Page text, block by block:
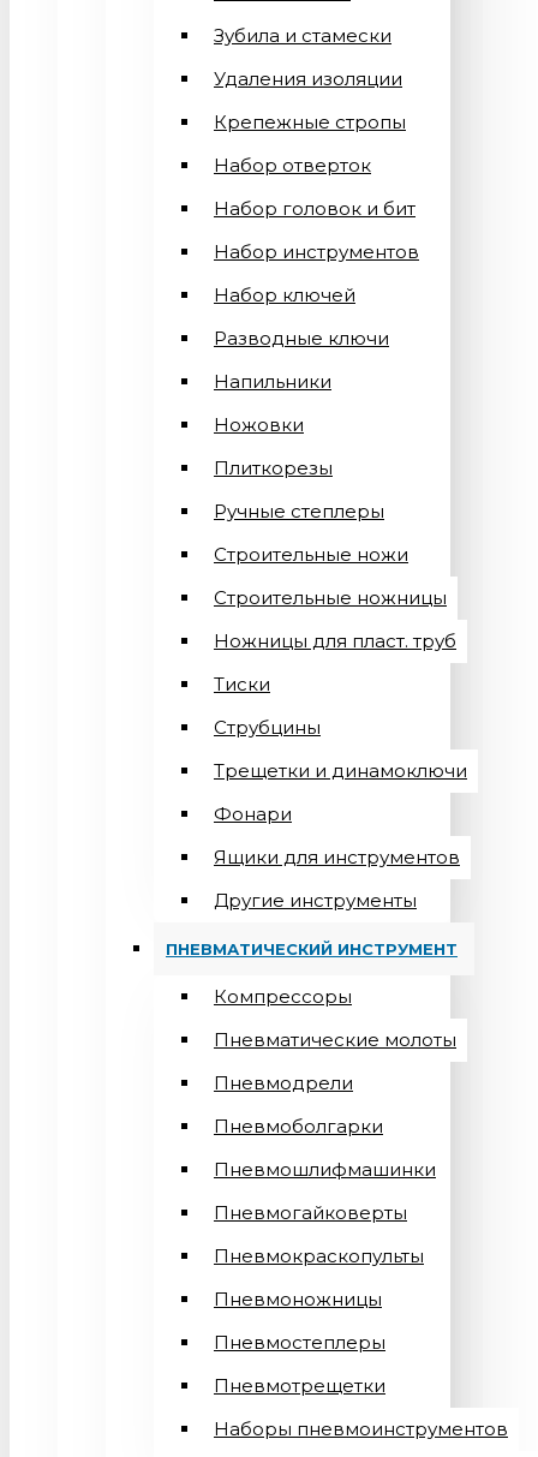
Зубила и стамески
Удаления изоляции
Крепежные стропы
Набор отверток
Набор головок и бит
Набор инструментов
Набор ключей
Разводные ключи
Напильники
Ножовки
Плиткорезы
Ручные степлеры
Строительные ножи
Строительные ножницы
Ножницы для пласт. труб
Тиски
Струбцины
Трещетки и динамоключи
Фонари
Ящики для инструментов
Другие инструменты
ПНЕВМАТИЧЕСКИЙ ИНСТРУМЕНТ
Компрессоры
Пневматические молоты
Пневмодрели
Пневмоболгарки
Пневмошлифмашинки
Пневмогайковерты
Пневмокраскопульты
Пневмоножницы
Пневмостеплеры
Пневмотрещетки
Наборы пневмоинструментов